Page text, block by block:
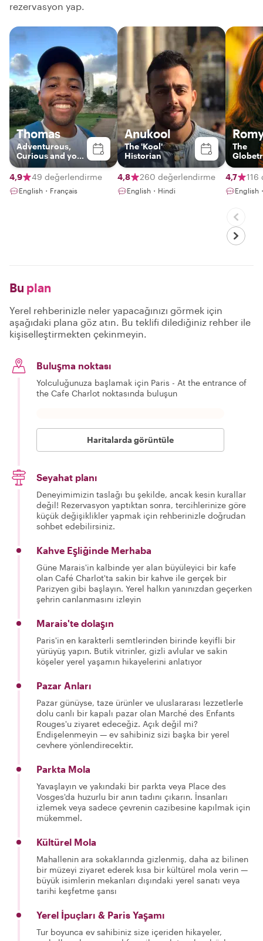
rezervasyon yap.
Thomas
Adventurous,
Curious and your
Gateway to Paris
4,9
49 değerlendirme
English・Français
Anukool
The 'Kool'
Historian
4,8 260 değerlendirme
English・Hindi
The
4,7
116
English
Bu plan
Yerel rehberinizle neler yapacağınızı görmek için
aşağıdaki plana göz atın. Bu teklifi dilediğiniz rehber ile
kişiselleştirmekten çekinmeyin.
Buluşma noktası
Yolculuğunuza başlamak için Paris - At the entrance of
the Cafe Charlot noktasında buluşun
Haritalarda görüntüle
Seyahat planı
Deneyimimizin taslağı bu şekilde, ancak kesin kurallar
değil! Rezervasyon yaptıktan sonra, tercihlerinize göre
küçük değişiklikler yapmak için rehberinizle doğrudan
sohbet edebilirsiniz.
Kahve Eşliğinde Merhaba
Güne Marais'in kalbinde yer alan büyüleyici bir kafe
olan Café Charlot'ta sakin bir kahve ile gerçek bir
Parizyen gibi başlayın. Yerel halkın yanınızdan geçerken
şehrin canlanmasını izleyin
Marais'te dolaşın
Paris'in en karakterli semtlerinden birinde keyifli bir
yürüyüş yapın. Butik vitrinler, gizli avlular ve sakin
köşeler yerel yaşamın hikayelerini anlatıyor
Pazar Anları
Pazar günüyse, taze ürünler ve uluslararası lezzetlerle
dolu canlı bir kapalı pazar olan Marché des Enfants
Rouges'u ziyaret edeceğiz. Açık değil mi?
Endişelenmeyin — ev sahibiniz sizi başka bir yerel
cevhere yönlendirecektir.
Parkta Mola
Yavaşlayın ve yakındaki bir parkta veya Place des
Vosges'da huzurlu bir anın tadını çıkarın. İnsanları
izlemek veya sadece çevrenin cazibesine kapılmak için
mükemmel.
Kültürel Mola
Mahallenin ara sokaklarında gizlenmiş, daha az bilinen
bir müzeyi ziyaret ederek kısa bir kültürel mola verin —
büyük isimlerin mekanları dışındaki yerel sanatı veya
tarihi keşfetme şansı
Yerel İpuçları & Paris Yaşamı
Tur boyunca ev sahibiniz size içeriden hikayeler,